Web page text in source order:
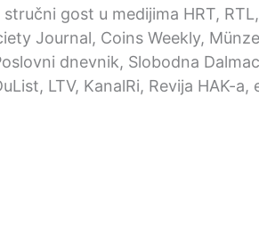
gost u medijima HRT,
Journal, Coins Weekly,
dnevnik, Slobodna
LTV, KanalRi, Revija HAK-a,